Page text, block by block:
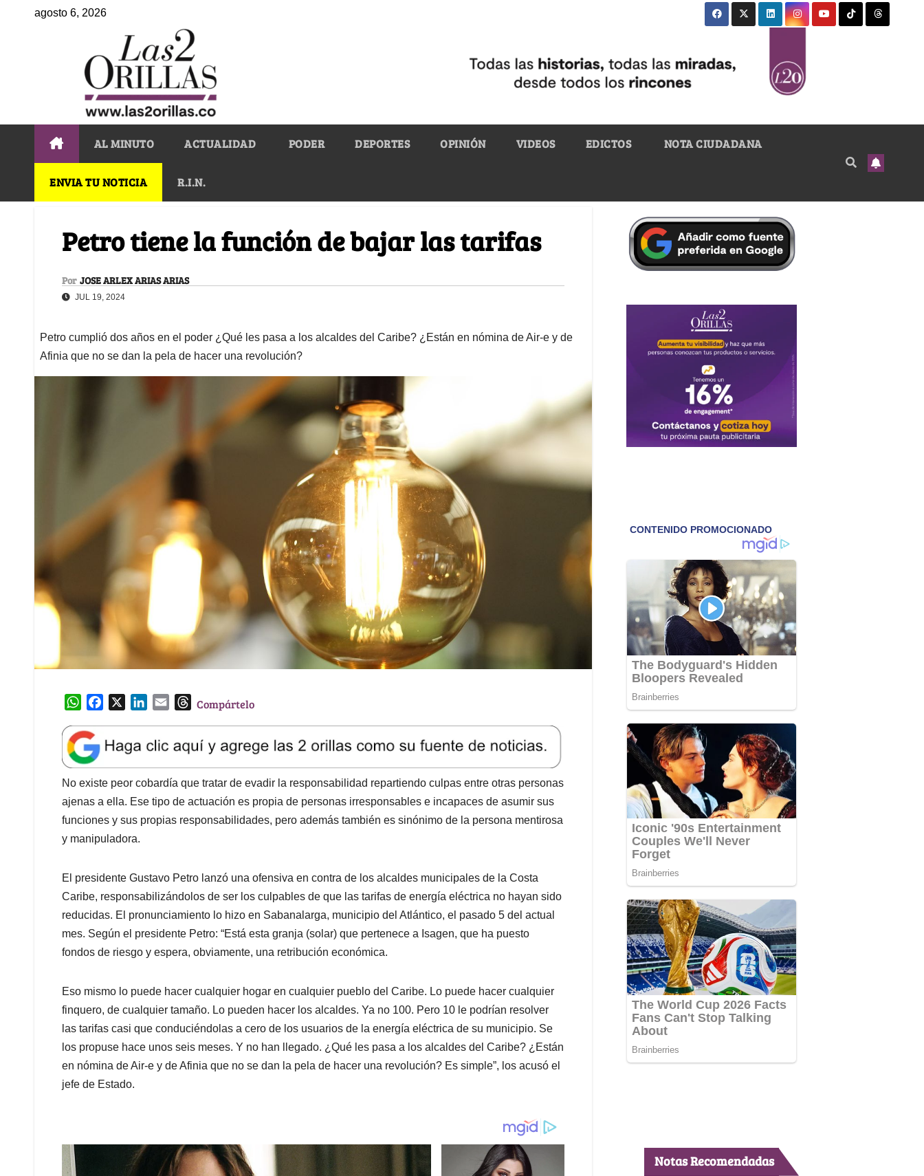
agosto 6, 2026
AL MINUTO ACTUALIDAD PODER DEPORTES OPINIÓN VIDEOS EDICTOS NOTA CIUDADANA
ENVIA TU NOTICIA R.I.N.
Petro tiene la función de bajar las tarifas
Por JOSE ARLEX ARIAS ARIAS
JUL 19, 2024
Petro cumplió dos años en el poder ¿Qué les pasa a los alcaldes del Caribe? ¿Están en nómina de Air-e y de
Afinia que no se dan la pela de hacer una revolución?
W
a
t
s
A
p
p
e
b
o
o
k
k
e
d
I
n
l
T
e
a
d
s
Compártelo
No existe peor cobardía que tratar de evadir la responsabilidad repartiendo culpas entre otras personas
ajenas a ella. Ese tipo de actuación es propia de personas irresponsables e incapaces de asumir sus
funciones y sus propias responsabilidades, pero además también es sinónimo de la persona mentirosa
y manipuladora.
El presidente Gustavo Petro lanzó una ofensiva en contra de los alcaldes municipales de la Costa
Caribe, responsabilizándolos de ser los culpables de que las tarifas de energía eléctrica no hayan sido
reducidas. El pronunciamiento lo hizo en Sabanalarga, municipio del Atlántico, el pasado 5 del actual
mes. Según el presidente Petro: “Está esta granja (solar) que pertenece a Isagen, que ha puesto
fondos de riesgo y espera, obviamente, una retribución económica.
Eso mismo lo puede hacer cualquier hogar en cualquier pueblo del Caribe. Lo puede hacer cualquier
finquero, de cualquier tamaño. Lo pueden hacer los alcaldes. Ya no 100. Pero 10 le podrían resolver
las tarifas casi que conduciéndolas a cero de los usuarios de la energía eléctrica de su municipio. Se
los propuse hace unos seis meses. Y no han llegado. ¿Qué les pasa a los alcaldes del Caribe? ¿Están
en nómina de Air-e y de Afinia que no se dan la pela de hacer una revolución? Es simple”, los acusó el
jefe de Estado.
Notas Recomendadas